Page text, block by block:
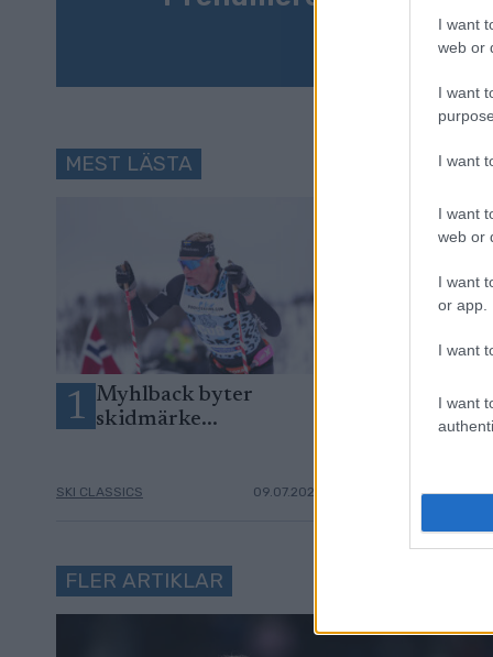
I want
web or
I want
I want
I want
web or
I want
or app.
I want
I want
MEST LÄSTA
1 Myhlback byter
skidmärke...
SKI CLASSICS 09.07.2026
Fick besked
Instagram
FLER ARTIKLAR